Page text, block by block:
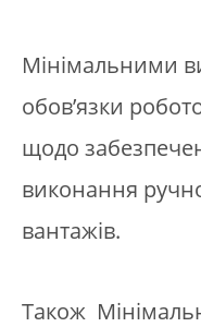
Мінімальними
обов’язки
щодо
виконання
вантажів.
Також